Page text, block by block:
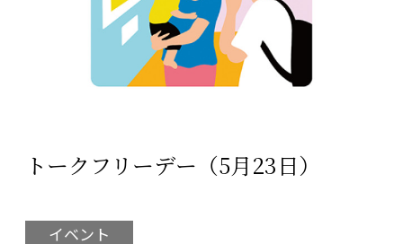
トークフリーデー（5月23日）
イベント